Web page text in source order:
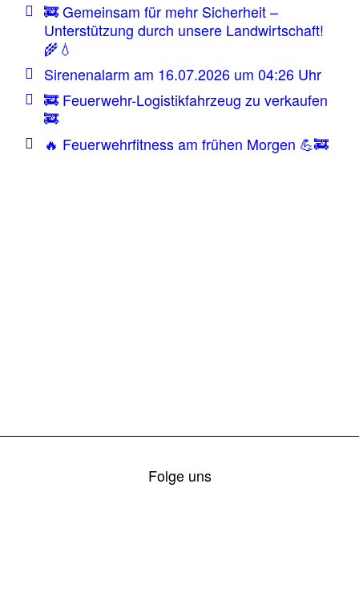
🚒 Gemeinsam für mehr Sicherheit –
Unterstützung durch unsere Landwirtschaft!
🌾💧
Sirenenalarm am 16.07.2026 um 04:26 Uhr
🚒 Feuerwehr-Logistikfahrzeug zu verkaufen
🚒
🔥 Feuerwehrfitness am frühen Morgen 💪🚒
Folge uns